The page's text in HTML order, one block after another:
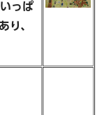
っぱ
り、